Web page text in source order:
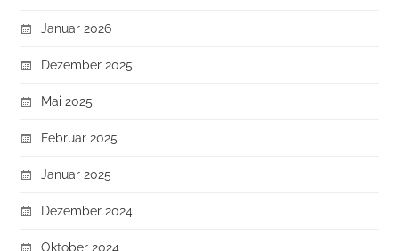
Januar 2026
Dezember 2025
Mai 2025
Februar 2025
Januar 2025
Dezember 2024
Oktober 2024